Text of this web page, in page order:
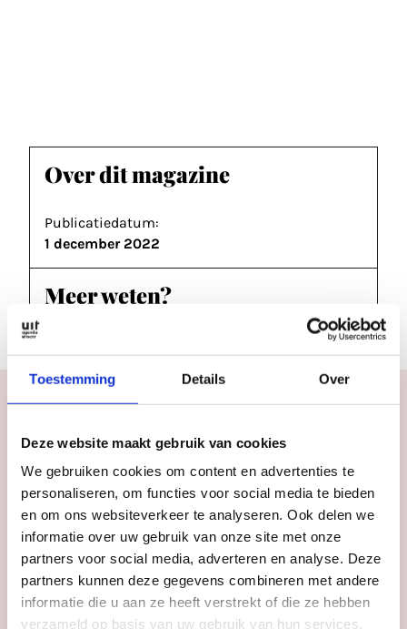
Toestemming Details Over
Deze website maakt gebruik van cookies
We gebruiken cookies om content en advertenties te
personaliseren, om functies voor social media te bieden
en om ons websiteverkeer te analyseren. Ook delen we
informatie over uw gebruik van onze site met onze
partners voor social media, adverteren en analyse. Deze
partners kunnen deze gegevens combineren met andere
informatie die u aan ze heeft verstrekt of die ze hebben
verzameld op basis van uw gebruik van hun services.
Over dit magazine
Publicatiedatum:
1 december 2022
Meer weten?
Vorige edities
UITagenda
Utrecht jul/aug
2026
#113juli 2026